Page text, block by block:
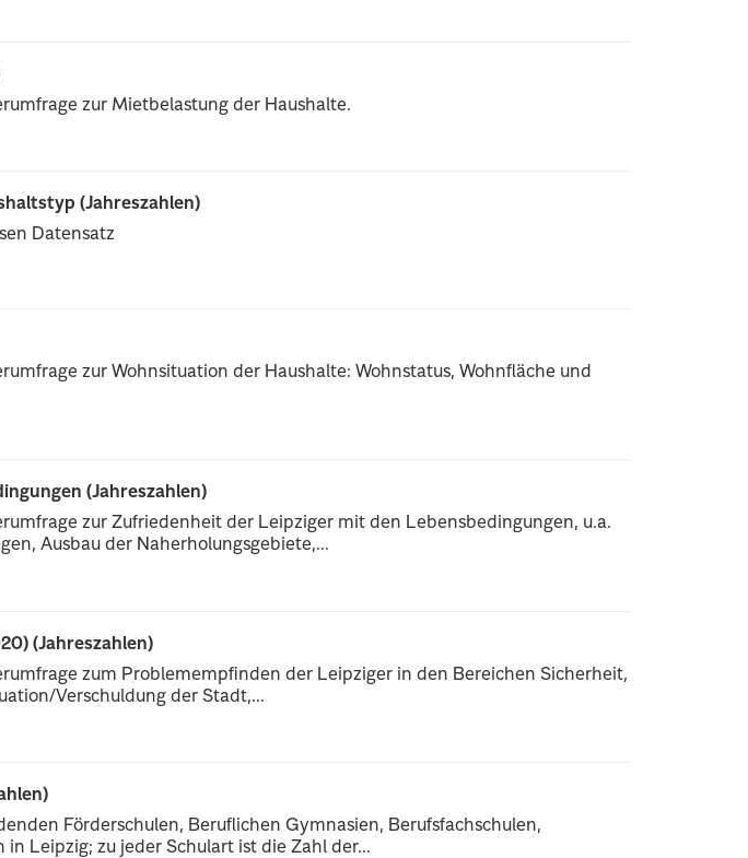
zur Mietbelastung der Haushalte.
(Jahreszahlen)
Datensatz
zur Wohnsituation der Haushalte: Wohnstatus, Wohnfläche und
(Jahreszahlen)
zur Zufriedenheit der Leipziger mit den Lebensbedingungen, u.a.
Ausbau der Naherholungsgebiete,...
(Jahreszahlen)
zum Problemempfinden der Leipziger in den Bereichen Sicherheit,
Verschuldung der Stadt,...
Förderschulen, Beruflichen Gymnasien, Berufsfachschulen,
in Leipzig; zu jeder Schulart ist die Zahl der...